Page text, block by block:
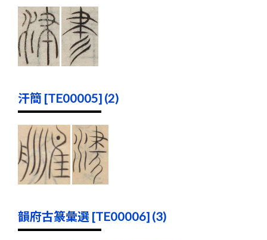
汗簡 [TE00005] (2)
韻府古篆彙選 [TE00006] (3)